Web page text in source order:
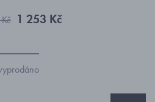
1 253 Kč